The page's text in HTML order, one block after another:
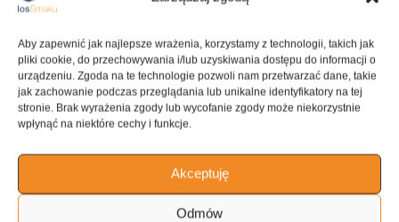
Aby zapewnić jak najlepsze wrażenia, korzystamy z technologii, takich jak
pliki cookie, do przechowywania i/lub uzyskiwania dostępu do informacji o
urządzeniu. Zgoda na te technologie pozwoli nam przetwarzać dane, takie
jak zachowanie podczas przeglądania lub unikalne identyfikatory na tej
stronie. Brak wyrażenia zgody lub wycofanie zgody może niekorzystnie
wpłynąć na niektóre cechy i funkcje.
Akceptuję
Odmów
10 min 1 h 15 min